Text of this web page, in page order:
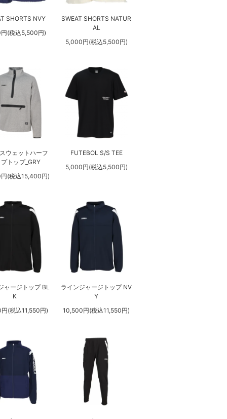
SHORTS NVY
(税込5,500円)
SWEAT SHORTS NATUR
AL
5,000円(税込5,500円)
ウェットハーフ
トップ_GRY
(税込15,400円)
FUTEBOL S/S TEE
5,000円(税込5,500円)
ャージトップ BL
K
(税込11,550円)
ラインジャージトップ NV
Y
10,500円(税込11,550円)